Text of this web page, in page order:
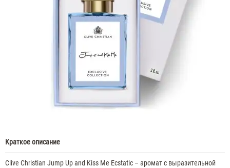
Краткое описание
Clive Christian Jump Up and Kiss Me Ecstatic – аромат с выразительной